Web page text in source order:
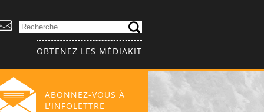
OBTENEZ LES MÉDIAKIT
ABONNEZ-VOUS À
L'INFOLETTRE